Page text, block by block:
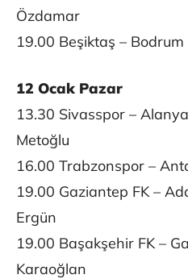
Özdamar
19.00 Beşiktaş –
12 Ocak Pazar
13.30 Sivasspor –
Metoğlu
16.00 Trabzonspor –
19.00 Gaziantep FK –
Ergün
19.00 Başakşehir FK –
Karaoğlan